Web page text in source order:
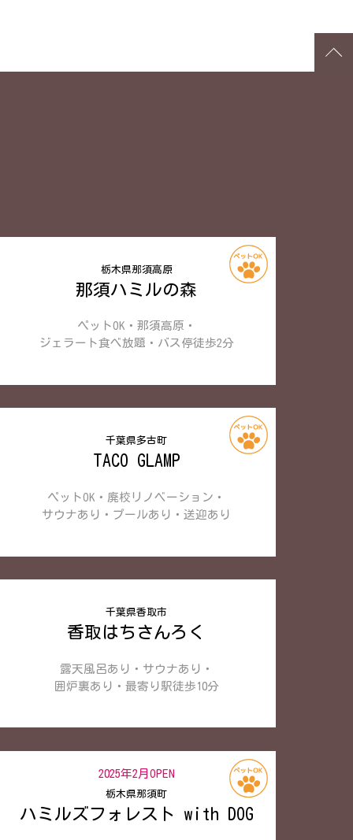
栃木県那須高原
那須ハミルの森
ペットOK・那須高原・
ジェラート食べ放題・ バス停徒歩2分
千葉県多古町
TACO GLAMP
ペットOK・廃校リノベーション・
サウナあり・プールあり・送迎あり
千葉県香取市
香取はちさんろく
露天風呂あり・サウナあり・
囲炉裏あり・最寄り駅徒歩10分
2025年2月OPEN
栃木県那須町
ハミルズフォレスト with DOG